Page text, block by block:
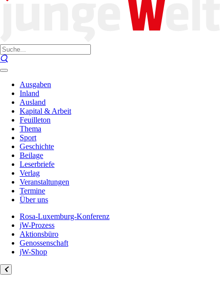
Ausgaben
Inland
Ausland
Kapital & Arbeit
Feuilleton
Thema
Sport
Geschichte
Beilage
Leserbriefe
Verlag
Veranstaltungen
Termine
Über uns
Rosa-Luxemburg-Konferenz
jW-Prozess
Aktionsbüro
Genossenschaft
jW-Shop